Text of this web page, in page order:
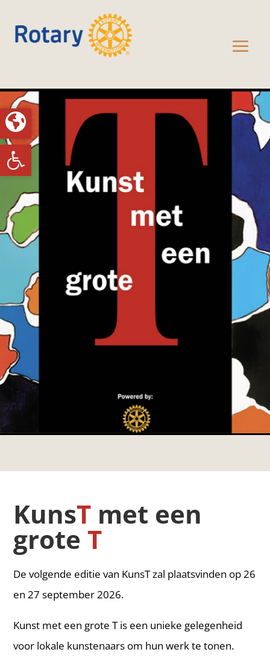
Toolbar openen
KunsT met een
groteT
De volgende editie van KunsT zal plaatsvinden op 26
en 27 september 2026.
Kunst met een grote T is een unieke gelegenheid
voor lokale kunstenaars om hun werk te tonen.